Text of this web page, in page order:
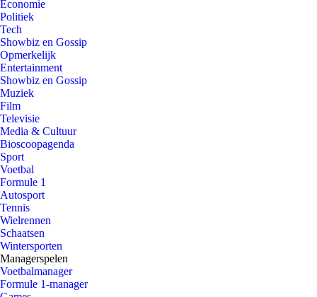
Economie
Politiek
Tech
Showbiz en Gossip
Opmerkelijk
Entertainment
Showbiz en Gossip
Muziek
Film
Televisie
Media & Cultuur
Bioscoopagenda
Sport
Voetbal
Formule 1
Autosport
Tennis
Wielrennen
Schaatsen
Wintersporten
Managerspelen
Voetbalmanager
Formule 1-manager